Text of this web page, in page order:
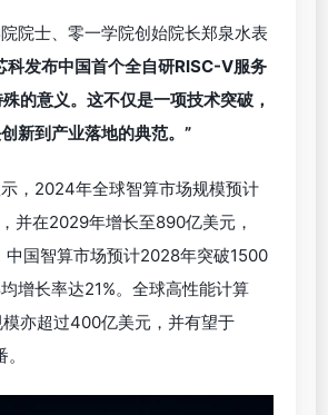
院士、零一学院创始院长郑泉水表
科发布中国首个全自研RISC-V服务
的意义。这不仅是一项技术突破，
新到产业落地的典范。”
，2024年全球智算市场规模预计
并在2029年增长至890亿美元，
中国智算市场预计2028年突破1500
增长率达21%。全球高性能计算
模亦超过400亿美元，并有望于